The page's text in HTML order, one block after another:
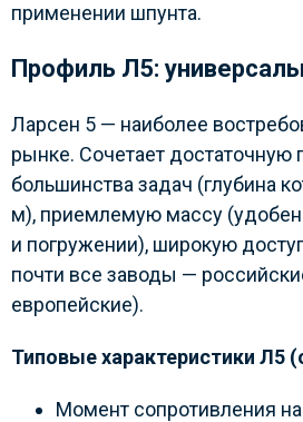
применении шпунта.
Профиль Л5:
Ларсен 5 — наиболее
рынке. Сочетает достаточную
большинства задач (глубина
м), приемлемую массу (удобен
и погружении), широкую
почти все заводы —
европейские).
Типовые характеристики Л5
Момент сопротивления